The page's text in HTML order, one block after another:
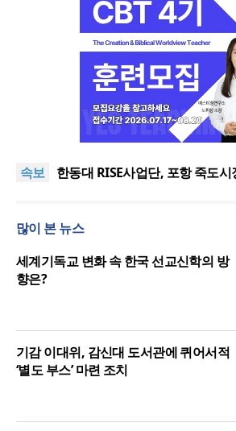
속보
느헤미야 연합기도회, ‘왕의 기도
여”
한동대 RISE사업단, 포항 죽도
느헤미야 연합기도회, ‘왕의 기도’
세기총 “자유를 지키며 하나 된
여”
많이 본 뉴스
세계기독교 변화 속 한국 선교신학의 방
향은?
기감 이대위, 감신대 도서관에 퀴어서적
‘별도 부스’ 마련 조치